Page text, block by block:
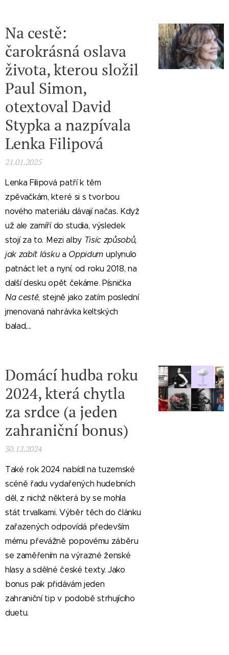
Na cestě:
čarokrásná oslava
života, kterou složil
Paul Simon,
otextoval David
Stypka a nazpívala
Lenka Filipová
21.01.2025
Lenka Filipová patří k těm
zpěvačkám, které si s tvorbou
nového materiálu dávají načas. Když
už ale zamíří do studia, výsledek
stojí za to. Mezi alby Tisíc způsobů,
jak zabít láskua Oppidum uplynulo
patnáct let a nyní, od roku 2018, na
další desku opět čekáme. Písnička
Na cestě, stejně jako zatím poslední
jmenovaná nahrávka keltských
balad,...
Domácí hudba roku
2024, která chytla
za srdce (a jeden
zahraniční bonus)
30.12.2024
Také rok 2024 nabídl na tuzemské
scéně řadu vydařených hudebních
děl, z nichž některá by se mohla
stát trvalkami. Výběr těch do článku
zařazených odpovídá především
mému převážně popovému záběru
se zaměřením na výrazné ženské
hlasy a sdělné české texty. Jako
bonus pak přidávám jeden
zahraniční tip v podobě strhujícího
duetu.